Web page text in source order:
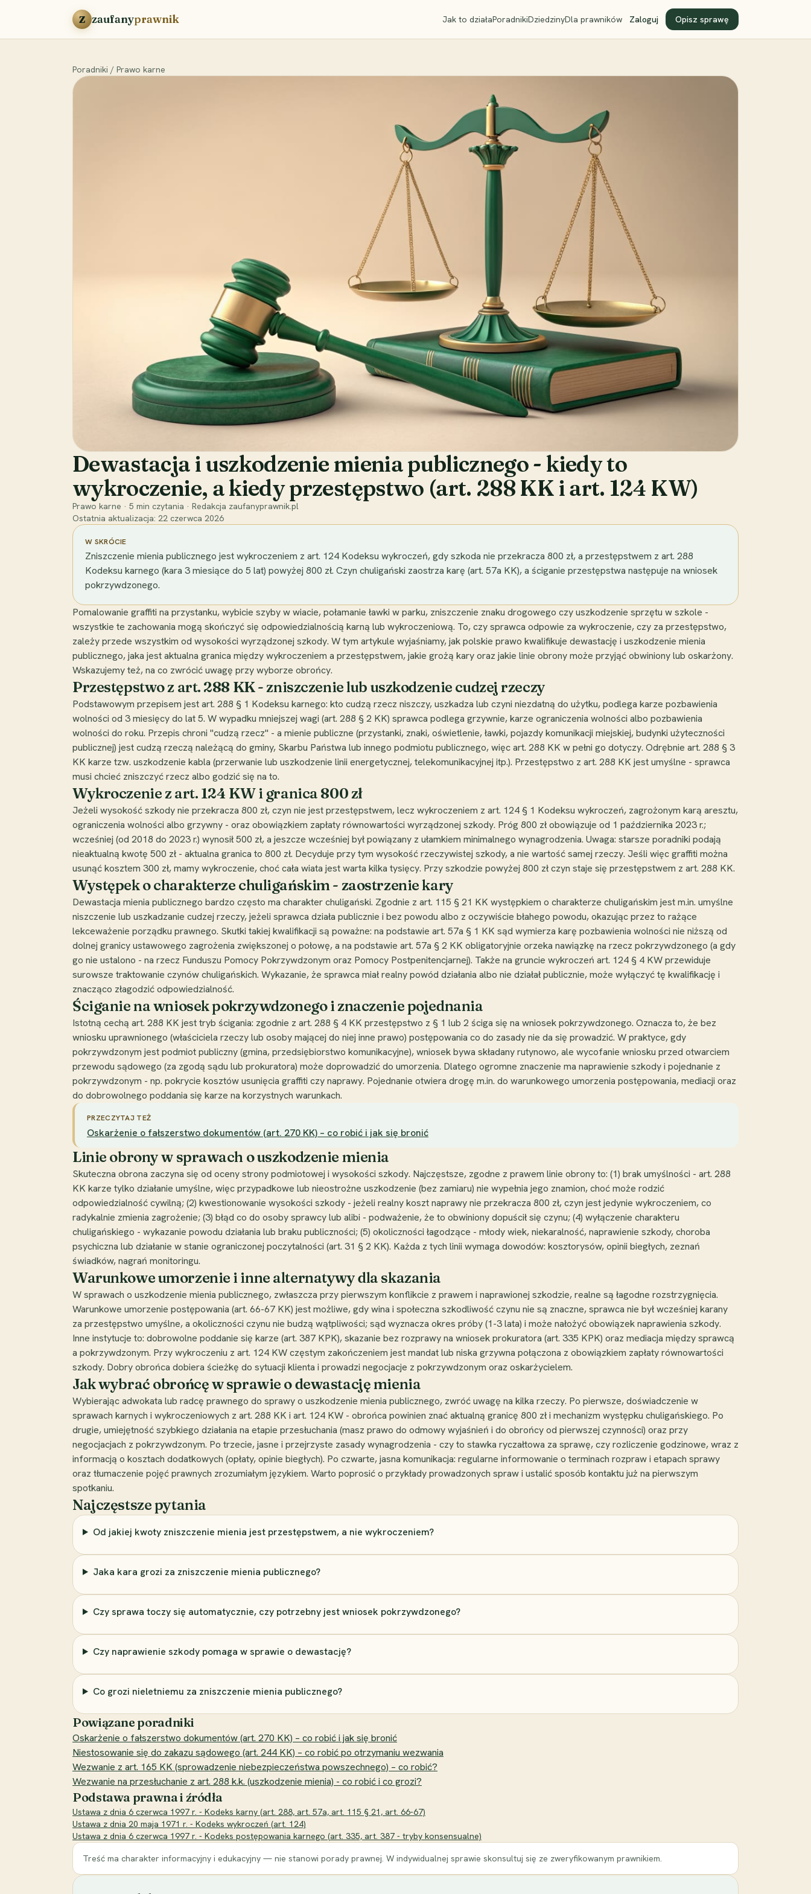
Przejdź do treści
Z zaufanyprawnik Jak to działaPoradnikiDziedzinyDla prawników Zaloguj Opisz sprawę
Poradniki / Prawo karne
Dewastacja i uszkodzenie mienia publicznego - kiedy to
wykroczenie, a kiedy przestępstwo (art. 288 KK i art. 124 KW)
Prawo karne · 5 min czytania · Redakcja zaufanyprawnik.pl
Ostatnia aktualizacja: 22 czerwca 2026
W SKRÓCIE
Zniszczenie mienia publicznego jest wykroczeniem z art. 124 Kodeksu wykroczeń, gdy szkoda nie przekracza 800 zł, a przestępstwem z art. 288
Kodeksu karnego (kara 3 miesiące do 5 lat) powyżej 800 zł. Czyn chuligański zaostrza karę (art. 57a KK), a ściganie przestępstwa następuje na wniosek
pokrzywdzonego.
Pomalowanie graffiti na przystanku, wybicie szyby w wiacie, połamanie ławki w parku, zniszczenie znaku drogowego czy uszkodzenie sprzętu w szkole -
wszystkie te zachowania mogą skończyć się odpowiedzialnością karną lub wykroczeniową. To, czy sprawca odpowie za wykroczenie, czy za przestępstwo,
zależy przede wszystkim od wysokości wyrządzonej szkody. W tym artykule wyjaśniamy, jak polskie prawo kwalifikuje dewastację i uszkodzenie mienia
publicznego, jaka jest aktualna granica między wykroczeniem a przestępstwem, jakie grożą kary oraz jakie linie obrony może przyjąć obwiniony lub oskarżony.
Wskazujemy też, na co zwrócić uwagę przy wyborze obrońcy.
Przestępstwo z art. 288 KK - zniszczenie lub uszkodzenie cudzej rzeczy
Podstawowym przepisem jest art. 288 § 1 Kodeksu karnego: kto cudzą rzecz niszczy, uszkadza lub czyni niezdatną do użytku, podlega karze pozbawienia
wolności od 3 miesięcy do lat 5. W wypadku mniejszej wagi (art. 288 § 2 KK) sprawca podlega grzywnie, karze ograniczenia wolności albo pozbawienia
wolności do roku. Przepis chroni "cudzą rzecz" - a mienie publiczne (przystanki, znaki, oświetlenie, ławki, pojazdy komunikacji miejskiej, budynki użyteczności
publicznej) jest cudzą rzeczą należącą do gminy, Skarbu Państwa lub innego podmiotu publicznego, więc art. 288 KK w pełni go dotyczy. Odrębnie art. 288 § 3
KK karze tzw. uszkodzenie kabla (przerwanie lub uszkodzenie linii energetycznej, telekomunikacyjnej itp.). Przestępstwo z art. 288 KK jest umyślne - sprawca
musi chcieć zniszczyć rzecz albo godzić się na to.
Wykroczenie z art. 124 KW i granica 800 zł
Jeżeli wysokość szkody nie przekracza 800 zł, czyn nie jest przestępstwem, lecz wykroczeniem z art. 124 § 1 Kodeksu wykroczeń, zagrożonym karą aresztu,
ograniczenia wolności albo grzywny - oraz obowiązkiem zapłaty równowartości wyrządzonej szkody. Próg 800 zł obowiązuje od 1 października 2023 r.;
wcześniej (od 2018 do 2023 r.) wynosił 500 zł, a jeszcze wcześniej był powiązany z ułamkiem minimalnego wynagrodzenia. Uwaga: starsze poradniki podają
nieaktualną kwotę 500 zł - aktualna granica to 800 zł. Decyduje przy tym wysokość rzeczywistej szkody, a nie wartość samej rzeczy. Jeśli więc graffiti można
usunąć kosztem 300 zł, mamy wykroczenie, choć cała wiata jest warta kilka tysięcy. Przy szkodzie powyżej 800 zł czyn staje się przestępstwem z art. 288 KK.
Występek o charakterze chuligańskim - zaostrzenie kary
Dewastacja mienia publicznego bardzo często ma charakter chuligański. Zgodnie z art. 115 § 21 KK występkiem o charakterze chuligańskim jest m.in. umyślne
niszczenie lub uszkadzanie cudzej rzeczy, jeżeli sprawca działa publicznie i bez powodu albo z oczywiście błahego powodu, okazując przez to rażące
lekceważenie porządku prawnego. Skutki takiej kwalifikacji są poważne: na podstawie art. 57a § 1 KK sąd wymierza karę pozbawienia wolności nie niższą od
dolnej granicy ustawowego zagrożenia zwiększonej o połowę, a na podstawie art. 57a § 2 KK obligatoryjnie orzeka nawiązkę na rzecz pokrzywdzonego (a gdy
go nie ustalono - na rzecz Funduszu Pomocy Pokrzywdzonym oraz Pomocy Postpenitencjarnej). Także na gruncie wykroczeń art. 124 § 4 KW przewiduje
surowsze traktowanie czynów chuligańskich. Wykazanie, że sprawca miał realny powód działania albo nie działał publicznie, może wyłączyć tę kwalifikację i
znacząco złagodzić odpowiedzialność.
Ściganie na wniosek pokrzywdzonego i znaczenie pojednania
Istotną cechą art. 288 KK jest tryb ścigania: zgodnie z art. 288 § 4 KK przestępstwo z § 1 lub 2 ściga się na wniosek pokrzywdzonego. Oznacza to, że bez
wniosku uprawnionego (właściciela rzeczy lub osoby mającej do niej inne prawo) postępowania co do zasady nie da się prowadzić. W praktyce, gdy
pokrzywdzonym jest podmiot publiczny (gmina, przedsiębiorstwo komunikacyjne), wniosek bywa składany rutynowo, ale wycofanie wniosku przed otwarciem
przewodu sądowego (za zgodą sądu lub prokuratora) może doprowadzić do umorzenia. Dlatego ogromne znaczenie ma naprawienie szkody i pojednanie z
pokrzywdzonym - np. pokrycie kosztów usunięcia graffiti czy naprawy. Pojednanie otwiera drogę m.in. do warunkowego umorzenia postępowania, mediacji oraz
do dobrowolnego poddania się karze na korzystnych warunkach.
PRZECZYTAJ TEŻ
Oskarżenie o fałszerstwo dokumentów (art. 270 KK) – co robić i jak się bronić
Linie obrony w sprawach o uszkodzenie mienia
Skuteczna obrona zaczyna się od oceny strony podmiotowej i wysokości szkody. Najczęstsze, zgodne z prawem linie obrony to: (1) brak umyślności - art. 288
KK karze tylko działanie umyślne, więc przypadkowe lub nieostrożne uszkodzenie (bez zamiaru) nie wypełnia jego znamion, choć może rodzić
odpowiedzialność cywilną; (2) kwestionowanie wysokości szkody - jeżeli realny koszt naprawy nie przekracza 800 zł, czyn jest jedynie wykroczeniem, co
radykalnie zmienia zagrożenie; (3) błąd co do osoby sprawcy lub alibi - podważenie, że to obwiniony dopuścił się czynu; (4) wyłączenie charakteru
chuligańskiego - wykazanie powodu działania lub braku publiczności; (5) okoliczności łagodzące - młody wiek, niekaralność, naprawienie szkody, choroba
psychiczna lub działanie w stanie ograniczonej poczytalności (art. 31 § 2 KK). Każda z tych linii wymaga dowodów: kosztorysów, opinii biegłych, zeznań
świadków, nagrań monitoringu.
Warunkowe umorzenie i inne alternatywy dla skazania
W sprawach o uszkodzenie mienia publicznego, zwłaszcza przy pierwszym konflikcie z prawem i naprawionej szkodzie, realne są łagodne rozstrzygnięcia.
Warunkowe umorzenie postępowania (art. 66-67 KK) jest możliwe, gdy wina i społeczna szkodliwość czynu nie są znaczne, sprawca nie był wcześniej karany
za przestępstwo umyślne, a okoliczności czynu nie budzą wątpliwości; sąd wyznacza okres próby (1-3 lata) i może nałożyć obowiązek naprawienia szkody.
Inne instytucje to: dobrowolne poddanie się karze (art. 387 KPK), skazanie bez rozprawy na wniosek prokuratora (art. 335 KPK) oraz mediacja między sprawcą
a pokrzywdzonym. Przy wykroczeniu z art. 124 KW częstym zakończeniem jest mandat lub niska grzywna połączona z obowiązkiem zapłaty równowartości
szkody. Dobry obrońca dobiera ścieżkę do sytuacji klienta i prowadzi negocjacje z pokrzywdzonym oraz oskarżycielem.
Jak wybrać obrońcę w sprawie o dewastację mienia
Wybierając adwokata lub radcę prawnego do sprawy o uszkodzenie mienia publicznego, zwróć uwagę na kilka rzeczy. Po pierwsze, doświadczenie w
sprawach karnych i wykroczeniowych z art. 288 KK i art. 124 KW - obrońca powinien znać aktualną granicę 800 zł i mechanizm występku chuligańskiego. Po
drugie, umiejętność szybkiego działania na etapie przesłuchania (masz prawo do odmowy wyjaśnień i do obrońcy od pierwszej czynności) oraz przy
negocjacjach z pokrzywdzonym. Po trzecie, jasne i przejrzyste zasady wynagrodzenia - czy to stawka ryczałtowa za sprawę, czy rozliczenie godzinowe, wraz z
informacją o kosztach dodatkowych (opłaty, opinie biegłych). Po czwarte, jasna komunikacja: regularne informowanie o terminach rozpraw i etapach sprawy
oraz tłumaczenie pojęć prawnych zrozumiałym językiem. Warto poprosić o przykłady prowadzonych spraw i ustalić sposób kontaktu już na pierwszym
spotkaniu.
Najczęstsze pytania
Od jakiej kwoty zniszczenie mienia jest przestępstwem, a nie wykroczeniem?
Jaka kara grozi za zniszczenie mienia publicznego?
Czy sprawa toczy się automatycznie, czy potrzebny jest wniosek pokrzywdzonego?
Czy naprawienie szkody pomaga w sprawie o dewastację?
Co grozi nieletniemu za zniszczenie mienia publicznego?
Powiązane poradniki
Oskarżenie o fałszerstwo dokumentów (art. 270 KK) – co robić i jak się bronić
Niestosowanie się do zakazu sądowego (art. 244 KK) – co robić po otrzymaniu wezwania
Wezwanie z art. 165 KK (sprowadzenie niebezpieczeństwa powszechnego) – co robić?
Wezwanie na przesłuchanie z art. 288 k.k. (uszkodzenie mienia) - co robić i co grozi?
Podstawa prawna i źródła
Ustawa z dnia 6 czerwca 1997 r. - Kodeks karny (art. 288, art. 57a, art. 115 § 21, art. 66-67)
Ustawa z dnia 20 maja 1971 r. - Kodeks wykroczeń (art. 124)
Ustawa z dnia 6 czerwca 1997 r. - Kodeks postępowania karnego (art. 335, art. 387 - tryby konsensualne)
Treść ma charakter informacyjny i edukacyjny — nie stanowi porady prawnej. W indywidualnej sprawie skonsultuj się ze zweryfikowanym prawnikiem.